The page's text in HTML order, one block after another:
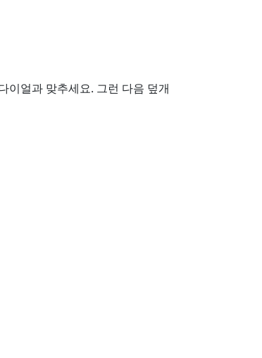
이얼과 맞추세요. 그런 다음 덮개